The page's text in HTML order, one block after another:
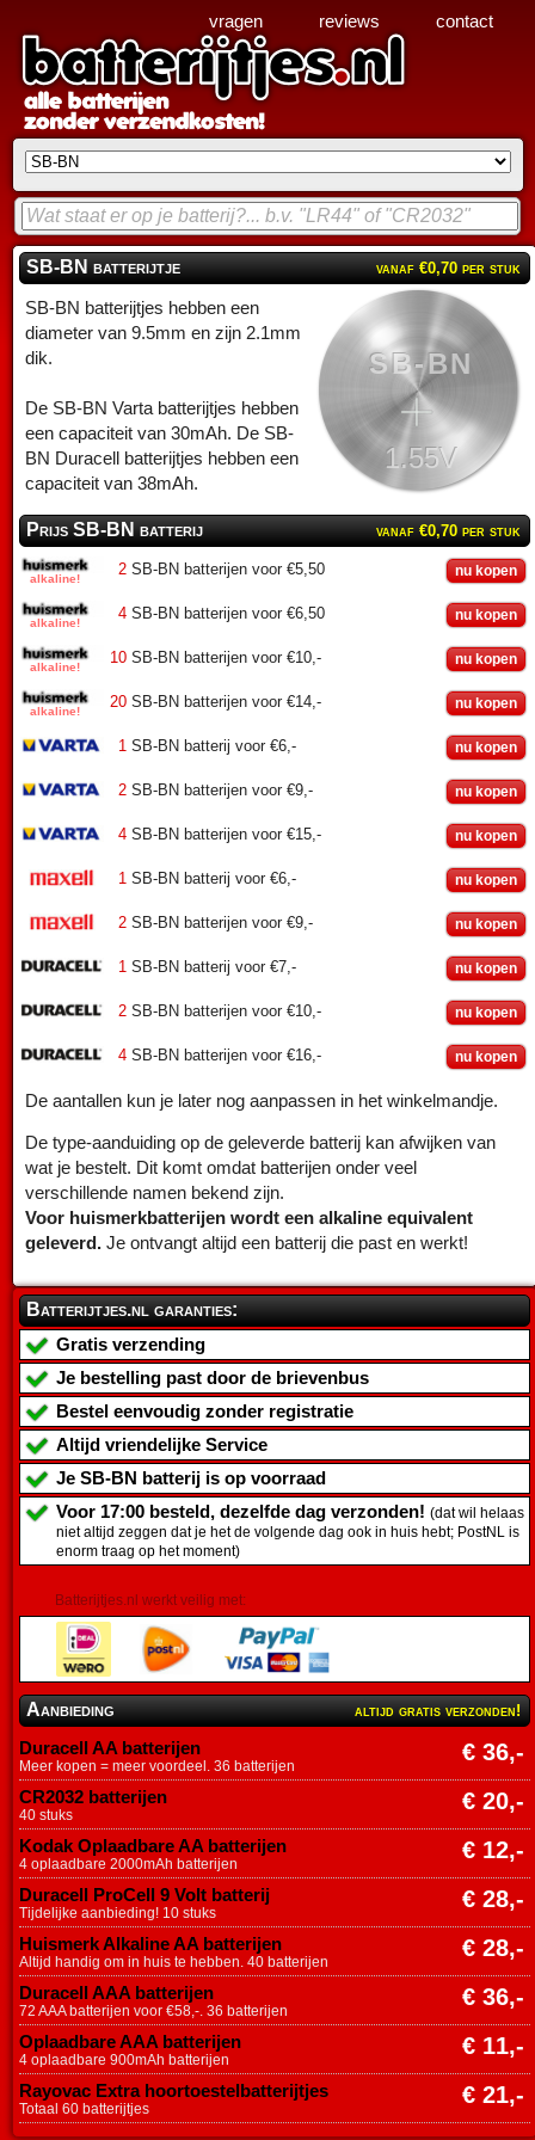
SB-BN batterijtje vanaf €0,70 per stuk
SB-BN
1.55V
SB-BN batterijtjes hebben een
diameter van 9.5mm en zijn 2.1mm
dik.
De SB-BN Varta batterijtjes hebben
een capaciteit van 30mAh. De SB-
BN Duracell batterijtjes hebben een
capaciteit van 38mAh.
Prijs SB-BN batterij vanaf €0,70 per stuk
2 SB-BN batterijen voor €5,50 nu kopen
4 SB-BN batterijen voor €6,50 nu kopen
10 SB-BN batterijen voor €10,- nu kopen
20 SB-BN batterijen voor €14,- nu kopen
1 SB-BN batterij voor €6,- nu kopen
2 SB-BN batterijen voor €9,- nu kopen
4 SB-BN batterijen voor €15,- nu kopen
1 SB-BN batterij voor €6,- nu kopen
2 SB-BN batterijen voor €9,- nu kopen
1 SB-BN batterij voor €7,- nu kopen
2 SB-BN batterijen voor €10,- nu kopen
4 SB-BN batterijen voor €16,- nu kopen
De aantallen kun je later nog aanpassen in het winkelmandje.
De type-aanduiding op de geleverde batterij kan afwijken van
wat je bestelt. Dit komt omdat batterijen onder veel
verschillende namen bekend zijn.
Voor huismerkbatterijen wordt een alkaline equivalent
geleverd. Je ontvangt altijd een batterij die past en werkt!
Batterijtjes.nl garanties:
Gratis verzending
Je bestelling past door de brievenbus
Bestel eenvoudig zonder registratie
Altijd vriendelijke Service
Je SB-BN batterij is op voorraad
Voor 17:00 besteld, dezelfde dag verzonden! (dat wil helaas
niet altijd zeggen dat je het de volgende dag ook in huis hebt; PostNL is
enorm traag op het moment)
Batterijtjes.nl werkt veilig met:
Aanbieding altijd gratis verzonden!
Duracell AA batterijen € 36,-
Meer kopen = meer voordeel. 36 batterijen
CR2032 batterijen € 20,-
40 stuks
Kodak Oplaadbare AA batterijen € 12,-
4 oplaadbare 2000mAh batterijen
Duracell ProCell 9 Volt batterij € 28,-
Tijdelijke aanbieding! 10 stuks
Huismerk Alkaline AA batterijen € 28,-
Altijd handig om in huis te hebben. 40 batterijen
Duracell AAA batterijen € 36,-
72 AAA batterijen voor €58,-. 36 batterijen
Oplaadbare AAA batterijen € 11,-
4 oplaadbare 900mAh batterijen
Rayovac Extra hoortoestelbatterijtjes € 21,-
Totaal 60 batterijtjes
vragen reviews contact